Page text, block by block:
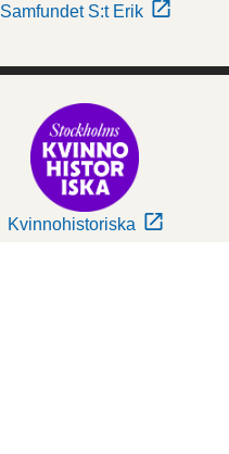
Samfundet S:t Erik
Kvinnohistoriska